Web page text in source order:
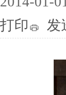
打印
发